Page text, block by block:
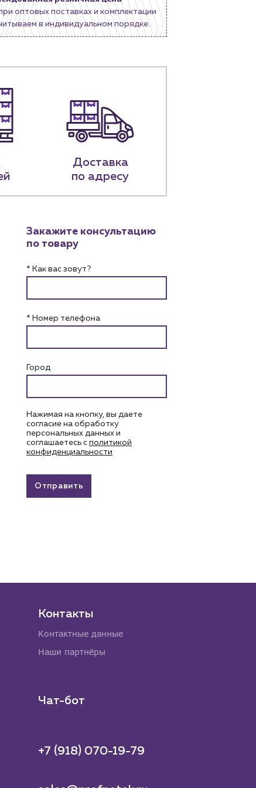
оптовых поставках и комплектации
в индивидуальном порядке.
Доставка
по адресу
Закажите консультацию
по товару
* Как вас зовут?
* Номер телефона
Город
Нажимая на кнопку, вы даете
согласие на обработку
персональных данных и
соглашаетесь c политикой
конфиденциальности
Отправить
Контакты
Контактные данные
Наши партнёры
Чат-бот
+7 (918) 070-19-79